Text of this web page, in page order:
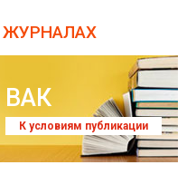
ЖУРНАЛАХ
ВАК
К условиям публикации